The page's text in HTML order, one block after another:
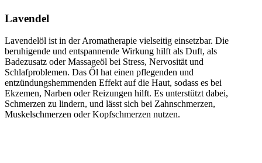
Lavendel
Lavendelöl ist in der Aromatherapie vielseitig einsetzbar. Die
beruhigende und entspannende Wirkung hilft als Duft, als
Badezusatz oder Massageöl bei Stress, Nervosität und
Schlafproblemen. Das Öl hat einen pflegenden und
entzündungshemmenden Effekt auf die Haut, sodass es bei
Ekzemen, Narben oder Reizungen hilft. Es unterstützt dabei,
Schmerzen zu lindern, und lässt sich bei Zahnschmerzen,
Muskelschmerzen oder Kopfschmerzen nutzen.